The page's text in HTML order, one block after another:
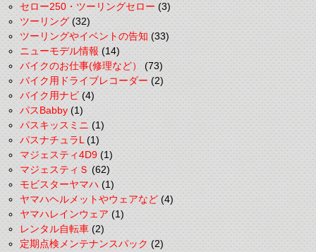
セロー250・ツーリングセロー(3)
ツーリング(32)
ツーリングやイベントの告知(33)
ニューモデル情報(14)
バイクのお仕事(修理など）(73)
バイク用ドライブレコーダー(2)
バイク用ナビ(4)
パスBabby(1)
パスキッスミニ(1)
パスナチュラL(1)
マジェスティ4D9(1)
マジェスティＳ(62)
モビスターヤマハ(1)
ヤマハヘルメットやウェアなど(4)
ヤマハレインウェア(1)
レンタル自転車(2)
定期点検メンテナンスパック(2)